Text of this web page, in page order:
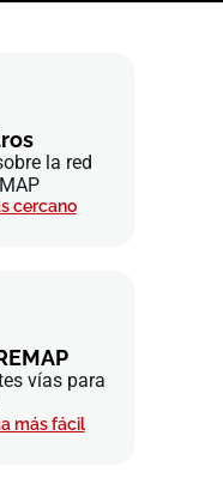
la red
cercano
vías para
más fácil